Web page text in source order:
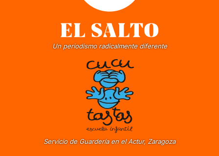
Un periodismo radicalmente diferente
Servicio de Guardería en el Actur, Zaragoza